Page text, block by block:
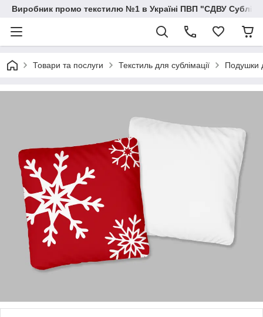
Виробник промо текстилю №1 в Україні ПВП "СДВУ
Товари та послуги Текстиль для сублімації Подушки